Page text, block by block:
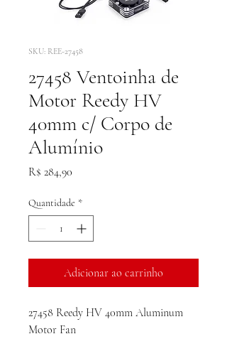
SKU: REE-27458
27458 Ventoinha de
Motor Reedy HV
40mm c/ Corpo de
Alumínio
R$ 284,90
Quantidade *
Adicionar ao carrinho
27458 Reedy HV 40mm Aluminum
Motor Fan